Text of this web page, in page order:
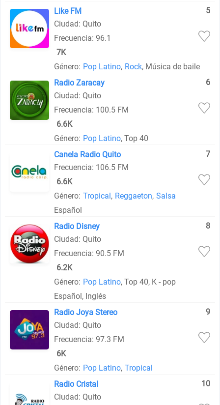
Like FM
5
Ciudad: Quito
Frecuencia: 96.1
7K
Género: Pop Latino, Rock, Música de baile
Radio Zaracay
6
Ciudad: Quito
Frecuencia: 100.5 FM
6.6K
Género: Pop Latino, Top 40
Canela Radio Quito
7
Frecuencia: 106.5 FM
6.6K
Género: Tropical, Reggaeton, Salsa
Español
Radio Disney
8
Ciudad: Quito
Frecuencia: 90.5 FM
6.2K
Género: Pop Latino, Top 40, K - pop
Español, Inglés
Radio Joya Stereo
9
Ciudad: Quito
Frecuencia: 97.3 FM
6K
Género: Pop Latino, Tropical
Radio Cristal
10
Ciudad: Quito